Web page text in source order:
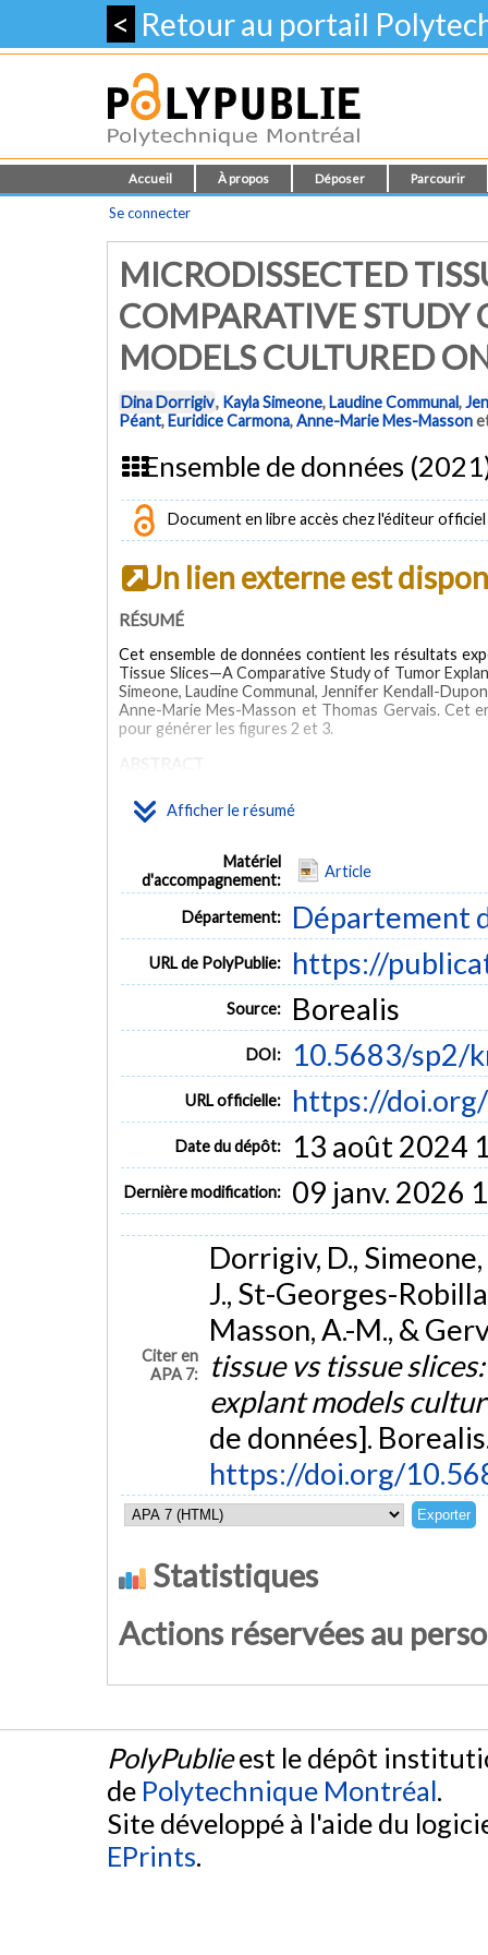
< Retour au portail
Accueil À propos Déposer Parcourir
Se connecter
MICRODISSECTED
COMPARATIVE STUDY
MODELS CULTURED
Dina Dorrigiv, Kayla Simeone,Laudine Communal,
Péant,Euridice Carmona,Anne-Marie Mes-Masson
Ensemble de données
Document en libre accès chez l'éditeur officiel
Un lien externe est
Afficher le résumé
RÉSUMÉ
Cet ensemble de données contient les résultats
Tissue Slices—A Comparative Study of Tumor
Simeone, Laudine Communal, Jennifer Kendall-
Anne-Marie Mes-Masson et Thomas Gervais. Cet
pour générer les figures 2 et 3.
This data repository contains the raw
—A Comparative Study of Tumor Explant Models
Marie Mes-Masson, and Thomas Gervais. This
MOTS CLÉS
cancer treatment drug screening assays tumor explant
tester l’efficacité des drogues plateforme de culture d'explants
Matériel
d'accompagnement:
Article
Département: Département
URL de PolyPublie: https://
Source: Borealis
DOI: 10.5683/sp2/
URL officielle: https://
Date du dépôt: 13 août 2024
Dernière modification: 09 janv. 2026
Citer en
APA 7:
Dorrigiv, D.,
J., St-Georges-
Masson, A.-M., &
tissue vs tissue
explant models
de données].
https://doi.org/
Statistiques
Actions réservées au
PolyPublieest le dépôt
de Polytechnique Montréal.
Site développé à l'aide du
EPrints.